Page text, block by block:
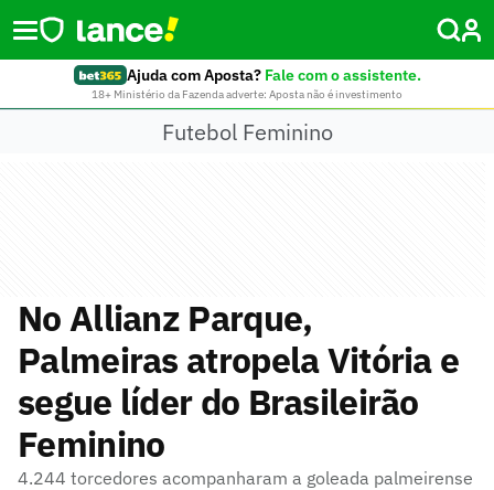
Ajuda com Aposta? Fale com o assistente.
18+ Ministério da Fazenda adverte: Aposta não é investimento
Futebol Feminino
No Allianz Parque,
Palmeiras atropela Vitória e
segue líder do Brasileirão
Feminino
4.244 torcedores acompanharam a goleada palmeirense